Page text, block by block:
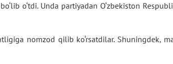
o‘tdi. Unda partiyadan O‘zbekiston
nomzod qilib ko‘rsatdilar. Shuningdek,